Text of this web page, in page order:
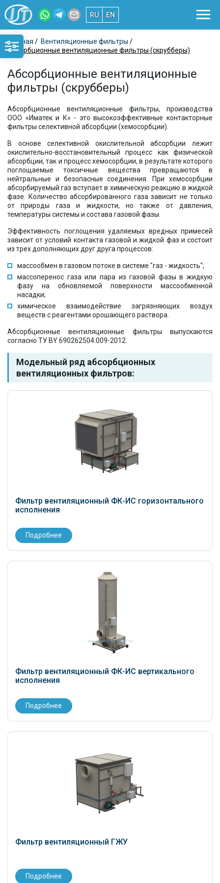
RU EN
Главная / Вентиляционные фильтры /
Абсорбционные вентиляционные фильтры (скрубберы)
Абсорбционные вентиляционные
фильтры (скрубберы)
Абсорбционные вентиляционные фильтры, производства
ООО «Иматек и К» - это высокоэффективные контакторные
фильтры селективной абсорбции (хемосорбции).
В основе селективной окислительной абсорбции лежит
окислительно-восстановительный процесс как физической
абсорбции, так и процесс хемосорбции, в результате которого
поглощаемые токсичные вещества превращаются в
нейтральные и безопасные соединения. При хемосорбции
абсорбируемый газ вступает в химическую реакцию в жидкой
фазе. Количество абсорбированного газа зависит не только
от природы газа и жидкости, но также от давления,
температуры системы и состава газовой фазы.
Эффективность поглощения удаляемых вредных примесей
зависит от условий контакта газовой и жидкой фаз и состоит
из трех дополняющих друг друга процессов:
массообмен в газовом потоке в системе "газ - жидкость";
массоперенос газа или пара из газовой фазы в жидкую
фазу на обновляемой поверхности массообменной
насадки;
химическое взаимодействие загрязняющих воздух
веществ с реагентами орошающего раствора.
Абсорбционные вентиляционные фильтры выпускаются
согласно ТУ BY 690262504.009-2012.
Модельный ряд абсорбционных
вентиляционных фильтров:
Фильтр вентиляционный ФК-ИС горизонтального
исполнения
Подробнее
Фильтр вентиляционный ФК-ИС вертикального
исполнения
Подробнее
Фильтр вентиляционный ГЖУ
Подробнее